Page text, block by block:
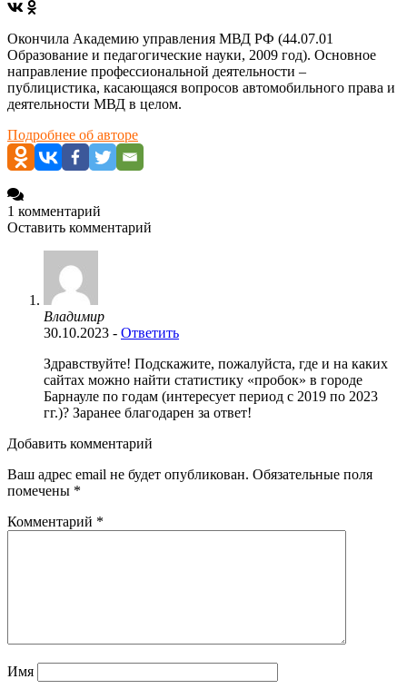
Окончила Академию управления МВД РФ (44.07.01
Образование и педагогические науки, 2009 год). Основное
направление профессиональной деятельности –
публицистика, касающаяся вопросов автомобильного права и
деятельности МВД в целом.
Подробнее об авторе
1 комментарий
Оставить комментарий
Владимир
30.10.2023 - Ответить
Здравствуйте! Подскажите, пожалуйста, где и на каких
сайтах можно найти статистику «пробок» в городе
Барнауле по годам (интересует период с 2019 по 2023
гг.)? Заранее благодарен за ответ!
Добавить комментарий
Ваш адрес email не будет опубликован. Обязательные поля
помечены *
Комментарий *
Имя